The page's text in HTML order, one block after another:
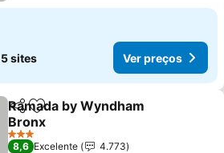
5 sites Ver preços
PartilharAdicionar aos favoritos
Ramada by Wyndham
Bronx
3 Estrelas
8,6 Excelente
4.773